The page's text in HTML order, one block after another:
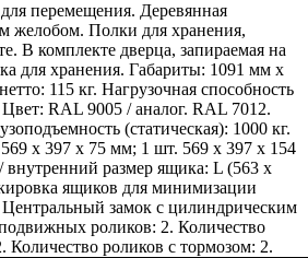
перемещения. Деревянная
желобом. Полки для хранения,
В комплекте дверца, запираемая на
для хранения. Габариты: 1091 мм x
115 кг. Нагрузочная способность
RAL 9005 / аналог. RAL 7012.
(статическая): 1000 кг.
x 397 x 75 мм; 1 шт. 569 x 397 x 154
размер ящика: L (563 x
ящиков для минимизации
замок с цилиндрическим
роликов: 2. Количество
Количество роликов с тормозом: 2.